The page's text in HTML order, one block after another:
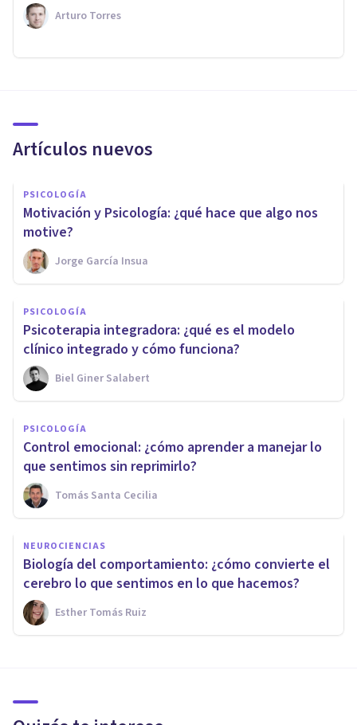
Arturo Torres
Artículos nuevos
PSICOLOGÍA
Motivación y Psicología: ¿qué hace que algo nos
motive?
Jorge García Insua
PSICOLOGÍA
Psicoterapia integradora: ¿qué es el modelo
clínico integrado y cómo funciona?
Biel Giner Salabert
PSICOLOGÍA
Control emocional: ¿cómo aprender a manejar lo
que sentimos sin reprimirlo?
Tomás Santa Cecilia
NEUROCIENCIAS
Biología del comportamiento: ¿cómo convierte el
cerebro lo que sentimos en lo que hacemos?
Esther Tomás Ruiz